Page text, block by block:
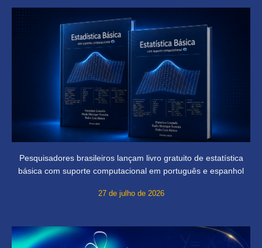
Pesquisadores brasileiros lançam livro gratuito de estatística
básica com suporte computacional em português e espanhol
27 de julho de 2026